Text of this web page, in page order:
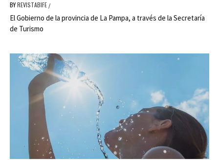
BYREVISTABIFE /
El Gobierno de la provincia de La Pampa, a través de la Secretaría
de Turismo